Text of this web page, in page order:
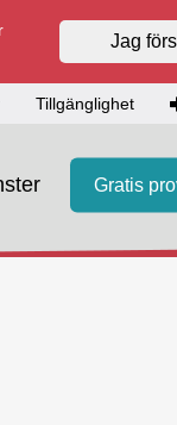
Jag
Tillgänglighet
Gratis